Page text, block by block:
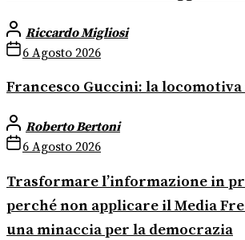
Riccardo Migliosi
6 Agosto 2026
Francesco Guccini: la
Roberto Bertoni
6 Agosto 2026
Trasformare l’informazione in
perché non applicare il Media
una minaccia per la democrazia